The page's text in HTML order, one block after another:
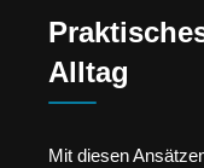
Alltag
Mit diesen